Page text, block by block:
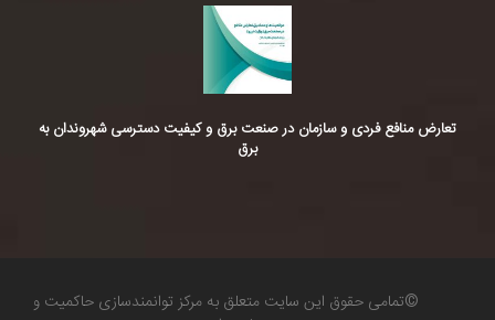
تعارض منافع فردی و سازمان در صنعت برق و کیفیت دسترسی شهروندان به
برق
©تمامی حقوق این سایت متعلق به مرکز توانمندسازی حاکمیت و